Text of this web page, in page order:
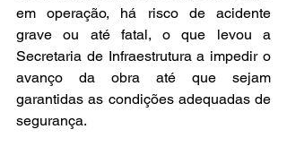
em operação, há risco de acidente
grave ou até fatal, o que levou a
Secretaria de Infraestrutura a impedir o
avanço da obra até que sejam
garantidas as condições adequadas de
segurança.